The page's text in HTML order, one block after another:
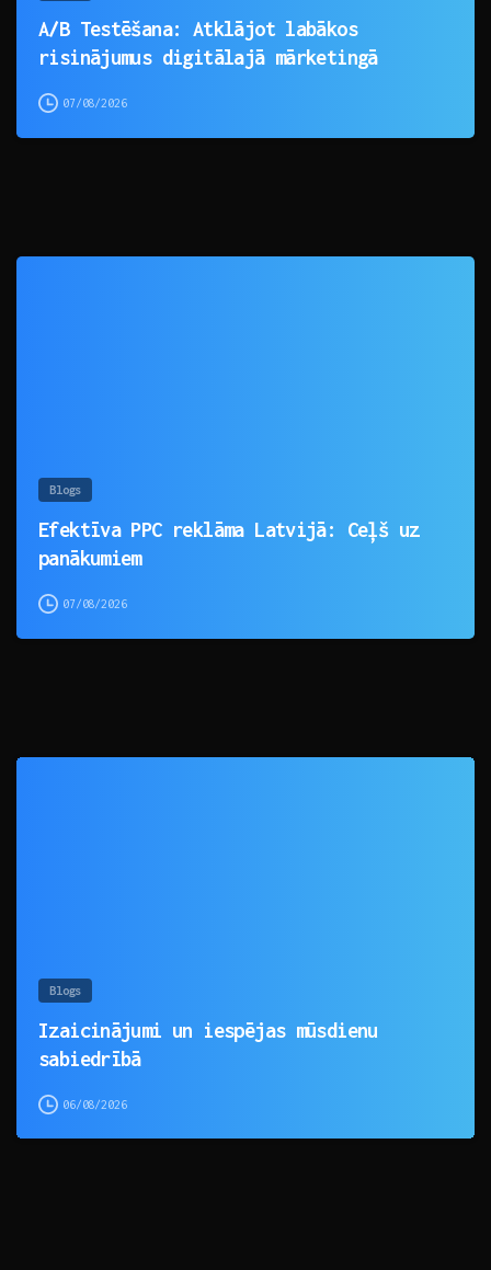
A/B Testēšana: Atklājot labākos
risinājumus digitālajā mārketingā
07/08/2026
Blogs
Efektīva PPC reklāma Latvijā: Ceļš uz
panākumiem
07/08/2026
Blogs
Izaicinājumi un iespējas mūsdienu
sabiedrībā
06/08/2026